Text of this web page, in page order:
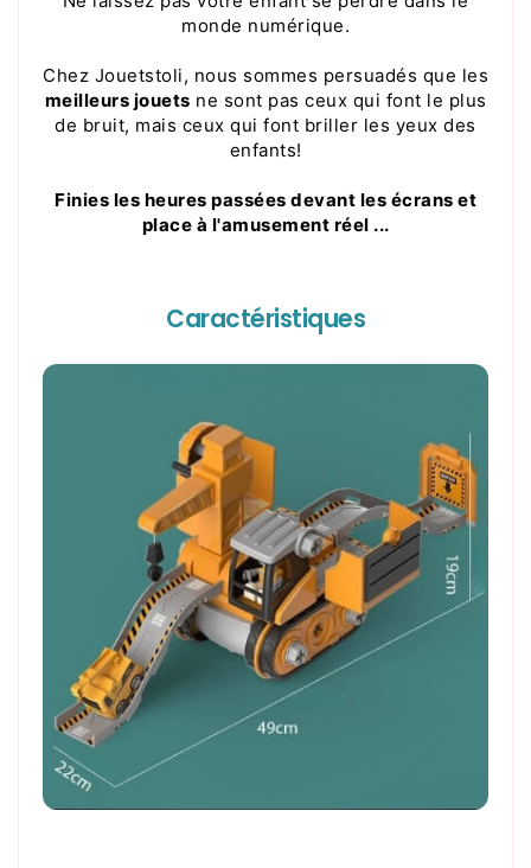
monde numérique.
Chez Jouetstoli, nous sommes persuadés que les
meilleurs jouets ne sont pas ceux qui font le plus
de bruit, mais ceux qui font briller les yeux des
enfants!
Finies les heures passées devant les écrans et
place à l'amusement réel ...
Caractéristiques